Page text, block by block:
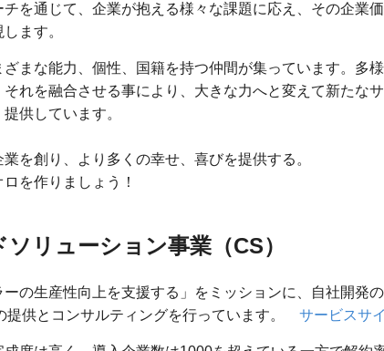
を通じて、企業が抱える様々な課題に応え、その企業
ます。
ざまな能力、個性、国籍を持つ仲間が集っています。多
れを融合させる事により、大きな力へと変えて新たな
供しています。
を創り、より多くの幸せ、喜びを提供する。
を作りましょう！
リューション事業（CS）
ーの生産性向上を支援する」をミッションに、自社開発
提供とコンサルティングを行っています。 サービスサ